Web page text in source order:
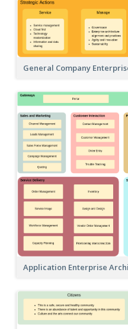
General Company
Application Enterprise